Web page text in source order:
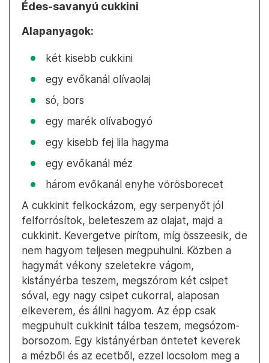
Édes-savanyú cukkini
Alapanyagok:
két kisebb cukkini
egy evőkanál olívaolaj
só, bors
egy marék olívabogyó
egy kisebb fej lila hagyma
egy evőkanál méz
három evőkanál enyhe vörösborecet
A cukkinit felkockázom, egy serpenyőt jól
felforrósítok, beleteszem az olajat, majd a
cukkinit. Kevergetve pirítom, míg összeesik, de
nem hagyom teljesen megpuhulni. Közben a
hagymát vékony szeletekre vágom,
kistányérba teszem, megszórom két csipet
sóval, egy nagy csipet cukorral, alaposan
elkeverem, és állni hagyom. Az épp csak
megpuhult cukkinit tálba teszem, megsózom-
borsozom. Egy kistányérban öntetet keverek
a mézből és az ecetből, ezzel locsolom meg a